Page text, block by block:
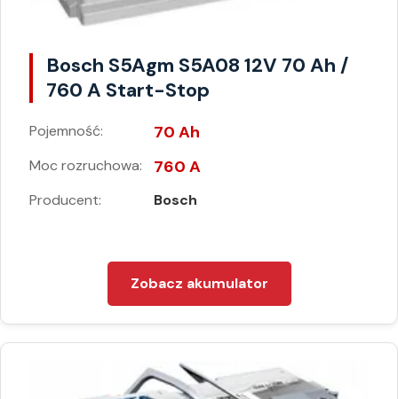
Bosch S5Agm S5A08 12V 70 Ah /
760 A Start-Stop
Pojemność: 70 Ah
Moc rozruchowa: 760 A
Producent: Bosch
Zobacz akumulator